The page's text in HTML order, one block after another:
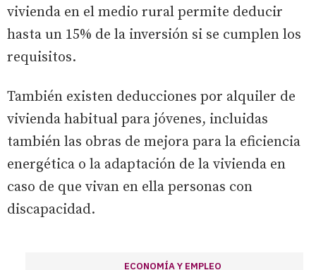
vivienda en el medio rural permite deducir
hasta un 15% de la inversión si se cumplen los
requisitos.
También existen deducciones por alquiler de
vivienda habitual para jóvenes, incluidas
también las obras de mejora para la eficiencia
energética o la adaptación de la vivienda en
caso de que vivan en ella personas con
discapacidad.
ECONOMÍA Y EMPLEO